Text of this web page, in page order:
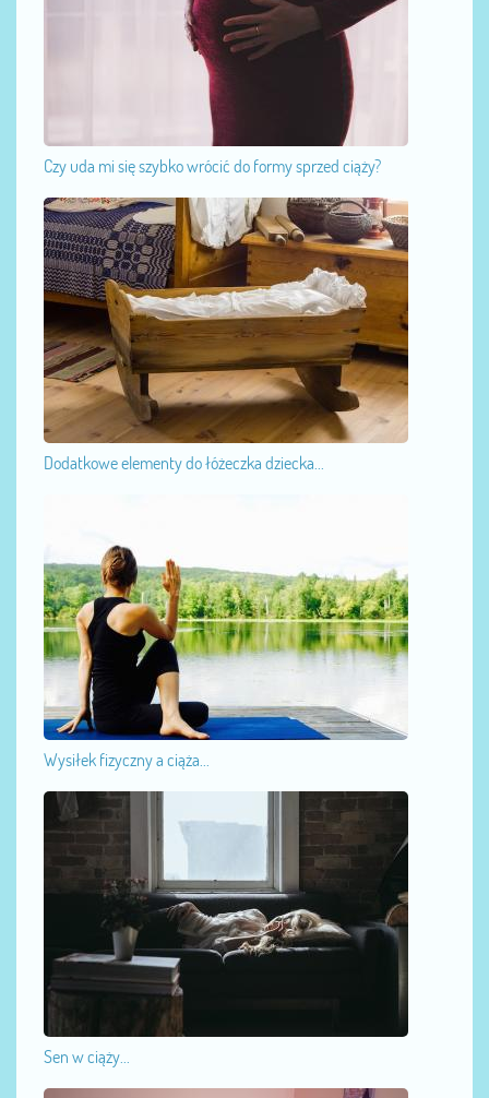
Czy uda mi się szybko wrócić do formy sprzed ciąży?
Dodatkowe elementy do łóżeczka dziecka...
Wysiłek fizyczny a ciąża...
Sen w ciąży...